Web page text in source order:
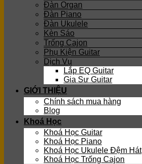
Đàn Organ
Đàn Piano
Đàn Ukulele
Kèn Sáo
Trống Cajon
Phụ Kiện Guitar
Dịch Vụ
Lắp EQ Guitar
Gia Sư Guitar
GIỚI THIỆU
Chính sách mua hàng
Blog
Khoá Học
Khoá Học Guitar
Khoá Học Piano
Khoá Học Ukulele Đệm Hát
Khoá Học Trống Cajon